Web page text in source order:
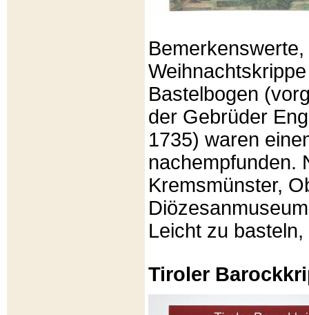
Bastelbogen
der Gebrüder
1735) waren
nachempfunden.
Kremsmünster,
Leicht zu
Tiroler